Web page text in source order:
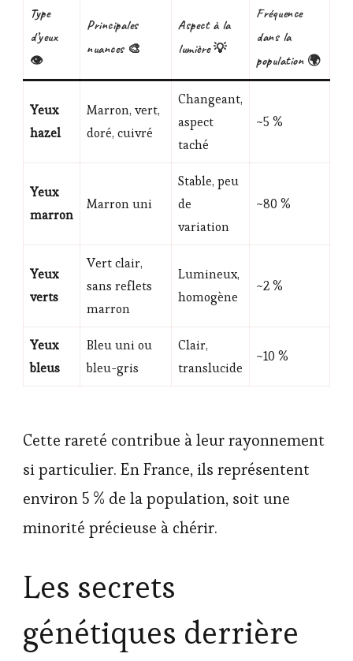
Type
d’yeux
👁️
Principales
nuances 🎨
Aspect à la
lumière 💡
Fréquence
dans la
population 🌍
Yeux
hazel
Marron, vert,
doré, cuivré
Changeant,
aspect
taché
~5 %
Yeux
marron
Marron uni
Stable, peu
de
variation
~80 %
Yeux
verts
Vert clair,
sans reflets
marron
Lumineux,
homogène
~2 %
Yeux
bleus
Bleu uni ou
bleu-gris
Clair,
translucide
~10 %
Cette rareté contribue à leur rayonnement
si particulier. En France, ils représentent
environ 5 % de la population, soit une
minorité précieuse à chérir.
Les secrets
génétiques derrière